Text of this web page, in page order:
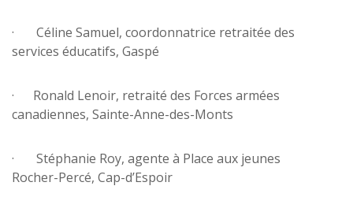
· Céline Samuel, coordonnatrice retraitée des
services éducatifs, Gaspé
· Ronald Lenoir, retraité des Forces armées
canadiennes, Sainte-Anne-des-Monts
· Stéphanie Roy, agente à Place aux jeunes
Rocher-Percé, Cap-d’Espoir